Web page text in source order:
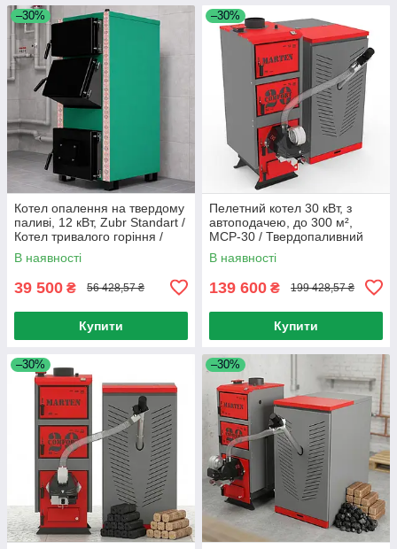
–30%
Котел опалення на твердому
паливі, 12 кВт, Zubr Standart /
Котел тривалого горіння /
Одноконтурний котел
опалювальний
В наявності
39 500 ₴ 56 428,57 ₴
Купити
–30%
Пелетний котел 30 кВт, з
автоподачею, до 300 м²,
MCP-30 / Твердопаливний
котел / Автоматичний котел
для опалення
В наявності
139 600 ₴ 199 428,57 ₴
Купити
–30% –30%